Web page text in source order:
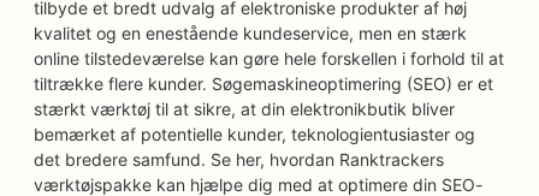
tilbyde et bredt udvalg af elektroniske produkter af høj
kvalitet og en enestående kundeservice, men en stærk
online tilstedeværelse kan gøre hele forskellen i forhold til at
tiltrække flere kunder. Søgemaskineoptimering (SEO) er et
stærkt værktøj til at sikre, at din elektronikbutik bliver
bemærket af potentielle kunder, teknologientusiaster og
det bredere samfund. Se her, hvordan Ranktrackers
værktøjspakke kan hjælpe dig med at optimere din SEO-